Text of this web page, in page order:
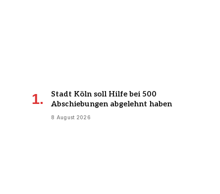
Stadt Köln soll Hilfe bei 500
Abschiebungen abgelehnt haben
8 August 2026